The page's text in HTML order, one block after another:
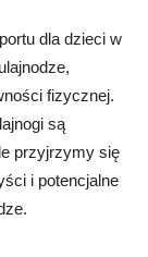
dla dzieci w
fizycznej.
są
przyjrzymy się
i potencjalne